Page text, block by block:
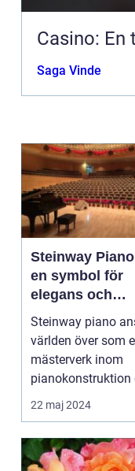
Casino: En
Saga Vinde
Steinway
en symbol för
elegans och
prestation
Steinway piano
världen över som
mästerverk inom
pianokonstruktion
musik...
22 maj 2024